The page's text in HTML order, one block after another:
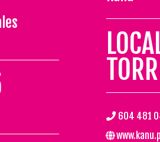
604 481